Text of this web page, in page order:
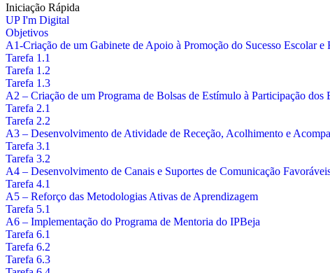
Iniciação Rápida
UP I'm Digital
Objetivos
A1-Criação de um Gabinete de Apoio à Promoção do Sucesso Escolar
Tarefa 1.1
Tarefa 1.2
Tarefa 1.3
A2 – Criação de um Programa de Bolsas de Estímulo à Participação
Tarefa 2.1
Tarefa 2.2
A3 – Desenvolvimento de Atividade de Receção, Acolhimento e
Tarefa 3.1
Tarefa 3.2
A4 – Desenvolvimento de Canais e Suportes de Comunicação
Tarefa 4.1
A5 – Reforço das Metodologias Ativas de Aprendizagem
Tarefa 5.1
A6 – Implementação do Programa de Mentoria do IPBeja
Tarefa 6.1
Tarefa 6.2
Tarefa 6.3